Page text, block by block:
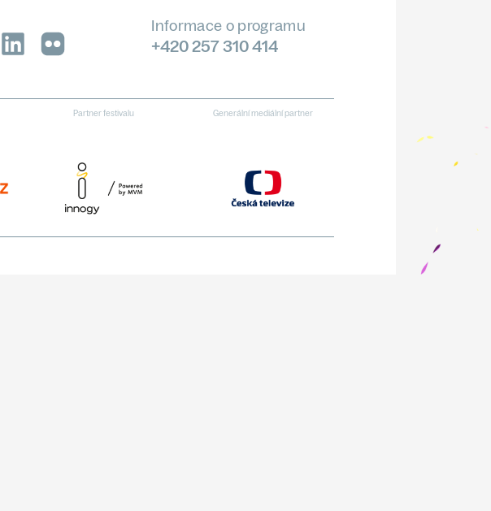
Informace o programu
+420 257 310 414
Partner festivalu Generální mediální partner